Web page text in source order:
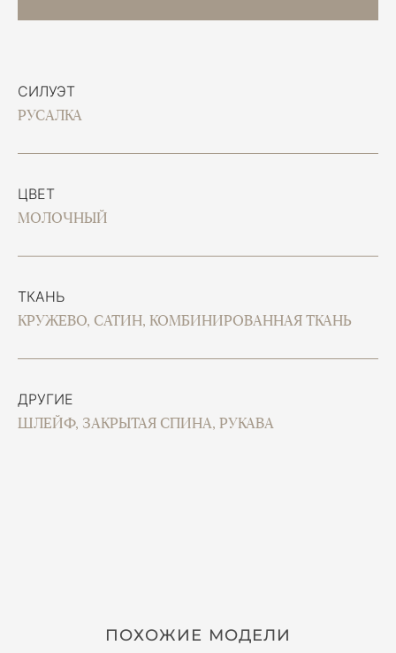
СИЛУЭТ
РУСАЛКА
ЦВЕТ
МОЛОЧНЫЙ
ТКАНЬ
КРУЖЕВО, САТИН, КОМБИНИРОВАННАЯ ТКАНЬ
ДРУГИЕ
ШЛЕЙФ, ЗАКРЫТАЯ СПИНА, РУКАВА
ПОХОЖИЕ МОДЕЛИ